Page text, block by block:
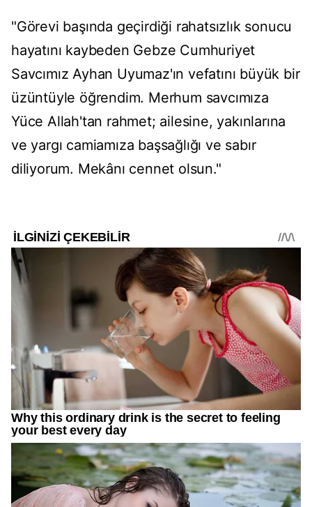
"Görevi başında geçirdiği rahatsızlık sonucu
hayatını kaybeden Gebze Cumhuriyet
Savcımız Ayhan Uyumaz'ın vefatını büyük bir
üzüntüyle öğrendim. Merhum savcımıza
Yüce Allah'tan rahmet; ailesine, yakınlarına
ve yargı camiamıza başsağlığı ve sabır
diliyorum. Mekânı cennet olsun."